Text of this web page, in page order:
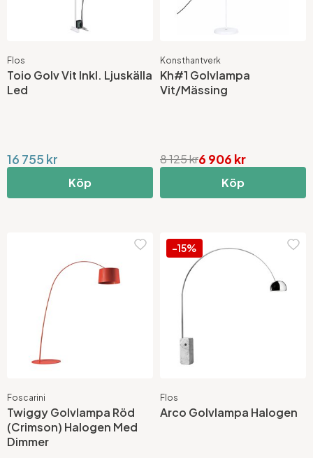
Flos
Toio Golv Vit Inkl. Ljuskälla
Led
16 755 kr
Köp
Konsthantverk
Kh#1 Golvlampa
Vit/Mässing
6 906 kr
8 125 kr
Köp
Foscarini
Twiggy Golvlampa Röd
(Crimson) Halogen Med
Dimmer
-15%
Flos
Arco Golvlampa Halogen